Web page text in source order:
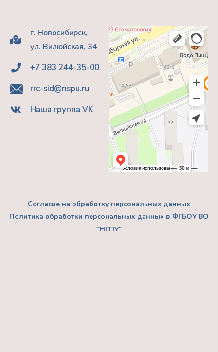
г. Новосибирск,
ул. Вилюйская, 34
+7 383 244-35-00
rrc-sid@nspu.ru
Наша группа VK
Согласие на обработку персональных данных
Политика обработки персональных данных в ФГБОУ ВО
"НГПУ"